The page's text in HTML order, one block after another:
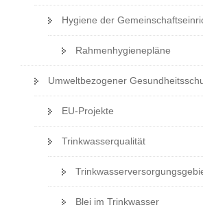
Hygiene der
Rahmenhygienepläne
Umweltbezogener
EU-Projekte
Trinkwasserqualität
Blei im Trinkwasser